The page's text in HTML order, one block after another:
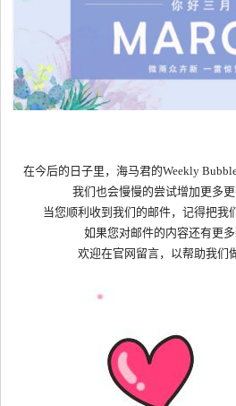
在今后的日子里，海马君的Weekly
我们也会慢慢的尝试增加更多
当您顺利收到我们的邮件，记得把我
如果您对邮件的内容还有更
欢迎在官网留言，以帮助我们